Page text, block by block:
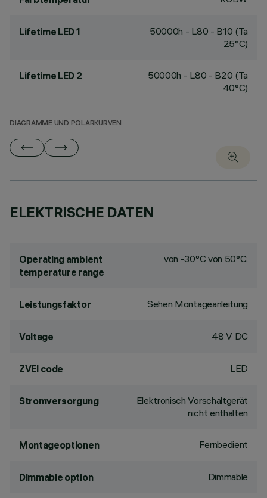
Lifetime LED 1
50000h - L80 - B10 (Ta
25°C)
Lifetime LED 2
50000h - L80 - B20 (Ta
40°C)
DIAGRAMME UND POLARKURVEN
ELEKTRISCHE DATEN
Operating ambient
temperature range
von -30°C von 50°C.
Leistungsfaktor Sehen Montageanleitung
Voltage 48 V DC
ZVEI code LED
Stromversorgung
Elektronisch Vorschaltgerät
nicht enthalten
Montageoptionen Fernbedient
Dimmable option Dimmable